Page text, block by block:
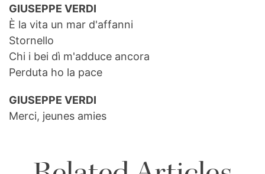
GIUSEPPE VERDI
È la vita un mar d'affanni
Stornello
Chi i bei dì m'adduce ancora
Perduta ho la pace
GIUSEPPE VERDI
Merci, jeunes amies